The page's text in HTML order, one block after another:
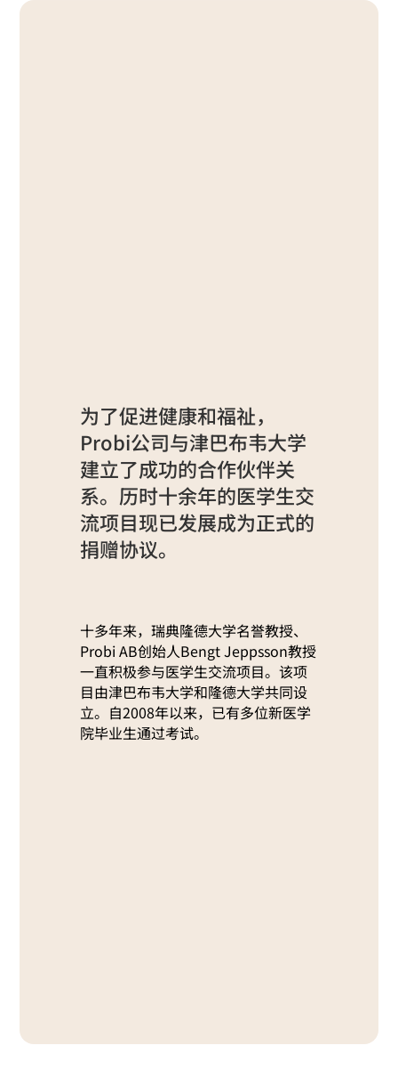
为了促进健康和福祉，
Probi公司与津巴布韦大学
建立了成功的合作伙伴关
系。历时十余年的医学生交
流项目现已发展成为正式的
捐赠协议。
十多年来，瑞典隆德大学名誉教授、
Probi AB创始人Bengt Jeppsson教授
一直积极参与医学生交流项目。该项
目由津巴布韦大学和隆德大学共同设
立。自2008年以来，已有多位新医学
院毕业生通过考试。